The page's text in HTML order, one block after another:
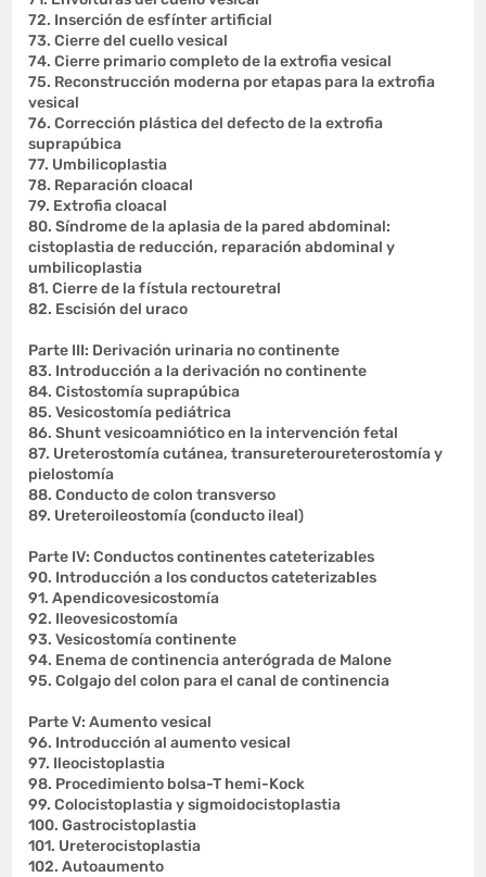
72. Inserción de esfínter artificial
73. Cierre del cuello vesical
74. Cierre primario completo de la extrofia vesical
75. Reconstrucción moderna por etapas para la extrofia
vesical
76. Corrección plástica del defecto de la extrofia
suprapúbica
77. Umbilicoplastia
78. Reparación cloacal
79. Extrofia cloacal
80. Síndrome de la aplasia de la pared abdominal:
cistoplastia de reducción, reparación abdominal y
umbilicoplastia
81. Cierre de la fístula rectouretral
82. Escisión del uraco
Parte III: Derivación urinaria no continente
83. Introducción a la derivación no continente
84. Cistostomía suprapúbica
85. Vesicostomía pediátrica
86. Shunt vesicoamniótico en la intervención fetal
87. Ureterostomía cutánea, transureteroureterostomía y
pielostomía
88. Conducto de colon transverso
89. Ureteroileostomía (conducto ileal)
Parte IV: Conductos continentes cateterizables
90. Introducción a los conductos cateterizables
91. Apendicovesicostomía
92. Ileovesicostomía
93. Vesicostomía continente
94. Enema de continencia anterógrada de Malone
95. Colgajo del colon para el canal de continencia
Parte V: Aumento vesical
96. Introducción al aumento vesical
97. Ileocistoplastia
98. Procedimiento bolsa-T hemi-Kock
99. Colocistoplastia y sigmoidocistoplastia
100. Gastrocistoplastia
101. Ureterocistoplastia
102. Autoaumento